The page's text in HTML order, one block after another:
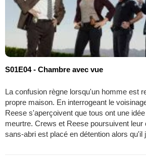
S01E04 - Chambre avec vue
La confusion règne lorsqu'un homme est
propre maison. En interrogeant le
Reese s'aperçoivent que tous ont une
meurtre. Crews et Reese poursuivent leur
sans-abri est placé en détention alors qu'il